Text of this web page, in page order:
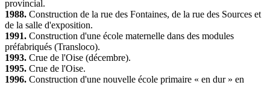
provincial.
1988. Construction de la rue des Fontaines, de la rue des Sources et
de la salle d'exposition.
1991. Construction d'une école maternelle dans des modules
préfabriqués (Transloco).
1993. Crue de l'Oise (décembre).
1995. Crue de l'Oise.
1996. Construction d'une nouvelle école primaire « en dur » en